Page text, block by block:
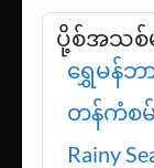
ပို့စ်အသစ်မ
ရွှေမန်ဘ
တန်ကံစမ်
Rainy